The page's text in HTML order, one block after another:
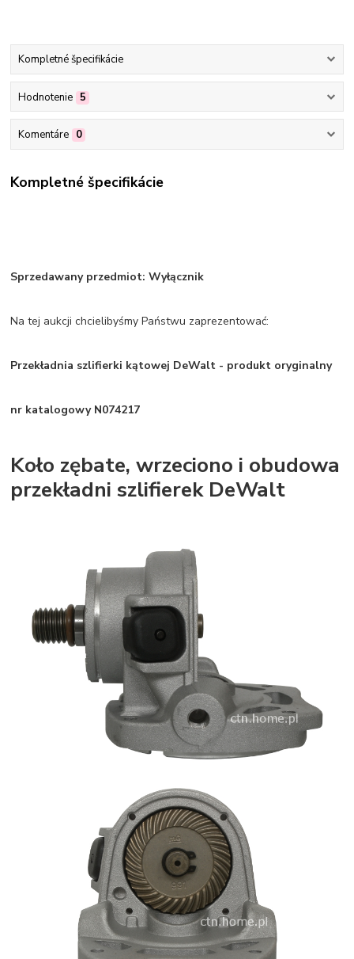
Kompletné špecifikácie
Hodnotenie 5
Komentáre 0
Kompletné špecifikácie
Sprzedawany przedmiot: Wyłącznik
Na tej aukcji chcielibyśmy Państwu zaprezentować:
Przekładnia szlifierki kątowej DeWalt - produkt oryginalny
nr katalogowy N074217
Koło zębate, wrzeciono i obudowa
przekładni szlifierek DeWalt